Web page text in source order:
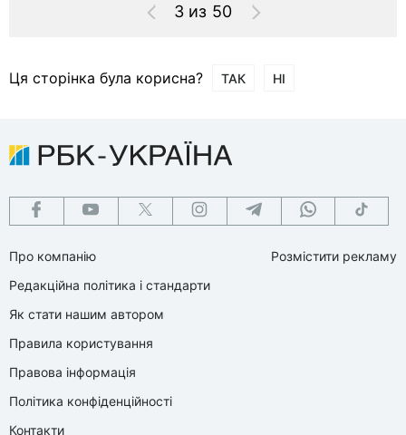
3 из 50
Ця сторінка була корисна? ТАК НІ
Про компанію
Редакційна політика і стандарти
Як стати нашим автором
Правила користування
Правова інформація
Політика конфіденційності
Контакти
Розмістити рекламу